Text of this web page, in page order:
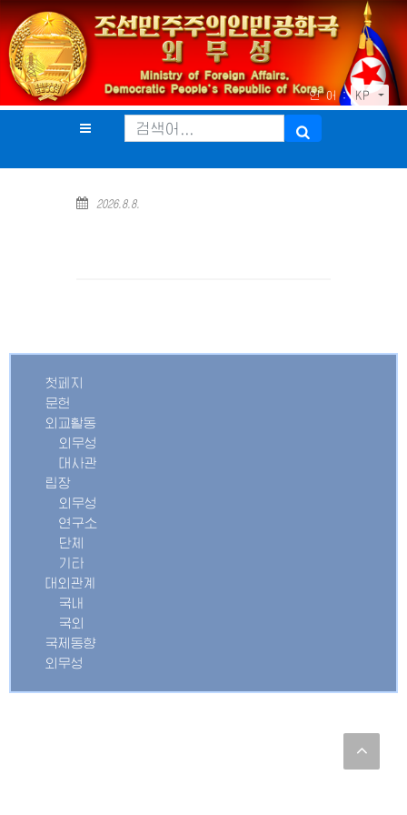
언 어 : KP
2026.8.8.
첫페지
문헌
외교활동
외무성
대사관
립장
외무성
연구소
단체
기타
대외관계
국내
국외
국제동향
외무성